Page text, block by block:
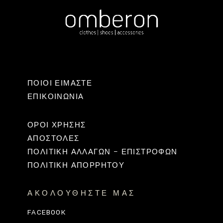
ΠΟΙΟΙ ΕΙΜΑΣΤΕ
ΕΠΙΚΟΙΝΩΝΊΑ
ΟΡΟΙ ΧΡΗΣΗΣ
ΑΠΟΣΤΟΛΕΣ
ΠΟΛΙΤΙΚΉ ΑΛΛΑΓΏΝ – ΕΠΙΣΤΡΟΦΏΝ
ΠΟΛΙΤΙΚΗ ΑΠΟΡΡΗΤΟΥ
ΑΚΟΛΟΥΘΉΣΤΕ ΜΑΣ
FACEBOOK